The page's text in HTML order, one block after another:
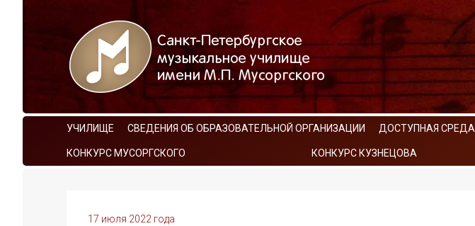
УЧИЛИЩЕ СВЕДЕНИЯ ОБ ОБРАЗОВАТЕЛЬНОЙ ОРГАНИЗАЦИИ ДОСТУПНАЯ СРЕДА
КОНКУРС МУСОРГСКОГО КОНКУРС КУЗНЕЦОВА
17 июля 2022 года